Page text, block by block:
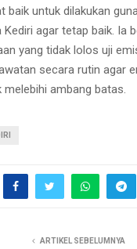
baik untuk dilakukan
agar tetap baik. Ia
yang tidak lolos uji
secara rutin agar
melebihi ambang batas.
ARTIKEL SEBELUMNYA